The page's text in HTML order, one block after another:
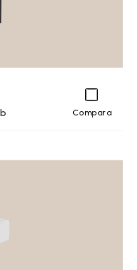
Compara